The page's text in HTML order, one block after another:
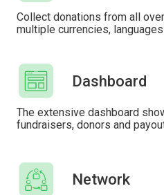
Collect donations from all
multiple currencies,
Dashboard
The extensive dashboard
fundraisers, donors and
Network